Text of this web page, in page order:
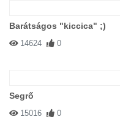
Barátságos "kiccica" ;)
14624 0
Segrő
15016 0